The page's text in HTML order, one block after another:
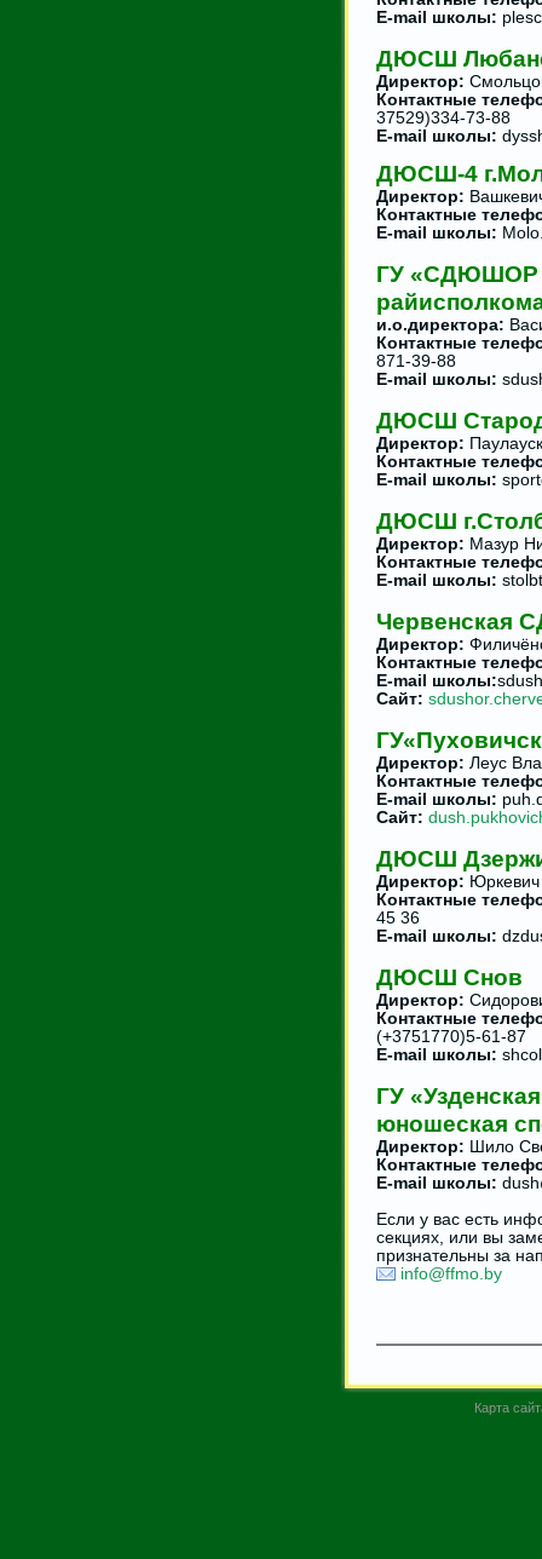
E-mail школы:
ДЮСШ
Директор:
Контактные
37529)334-73-88
E-mail школы:
ДЮСШ-4
Директор:
Контактные
E-mail школы:
ГУ «СДЮШОР
и.о.директора:
Контактные
871-39-88
E-mail школы:
ДЮСШ
Директор:
Контактные
E-mail школы:
ДЮСШ
Директор: Мазур
Контактные
E-mail школы:
Червенская
Директор:
Контактные
E-mail школы:
Сайт:
Директор: Леус
Контактные
E-mail школы:
Сайт:
ДЮСШ
Директор:
Контактные
45 36
E-mail школы:
ДЮСШ Снов
Директор:
Контактные
(+3751770)5-61-87
E-mail школы:
ГУ
юношеская
Директор: Шило
Контактные
E-mail школы:
Если у вас есть
секциях, или вы
признательны за
info@ffmo.by
Карта